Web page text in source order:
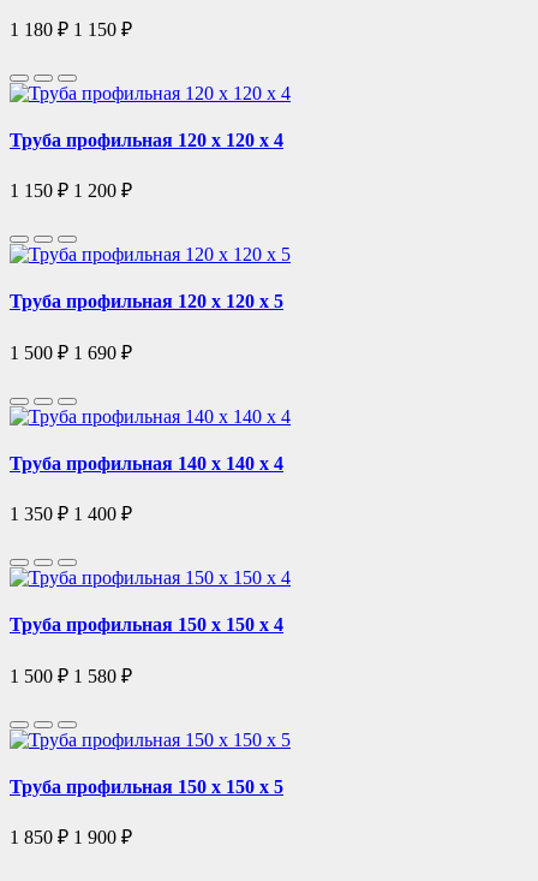
1 180 ₽ 1 150 ₽
Труба профильная 120 х 120 х 4
1 150 ₽ 1 200 ₽
Труба профильная 120 х 120 х 5
1 500 ₽ 1 690 ₽
Труба профильная 140 х 140 x 4
1 350 ₽ 1 400 ₽
Труба профильная 150 х 150 х 4
1 500 ₽ 1 580 ₽
Труба профильная 150 х 150 х 5
1 850 ₽ 1 900 ₽